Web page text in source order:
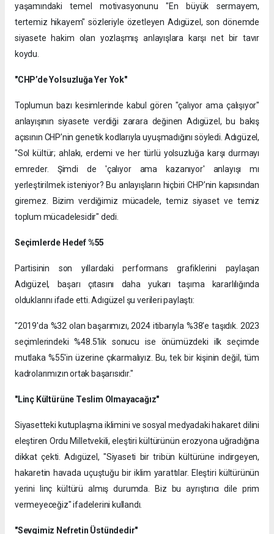
yaşamındaki temel motivasyonunu "En büyük sermayem,
tertemiz hikayem" sözleriyle özetleyen Adıgüzel, son dönemde
siyasete hakim olan yozlaşmış anlayışlara karşı net bir tavır
koydu.
"CHP’de Yolsuzluğa Yer Yok"
​Toplumun bazı kesimlerinde kabul gören "çalıyor ama çalışıyor"
anlayışının siyasete verdiği zarara değinen Adıgüzel, bu bakış
açısının CHP’nin genetik kodlarıyla uyuşmadığını söyledi. Adıgüzel,
"Sol kültür; ahlakı, erdemi ve her türlü yolsuzluğa karşı durmayı
emreder. Şimdi de 'çalıyor ama kazanıyor' anlayışı mı
yerleştirilmek isteniyor? Bu anlayışların hiçbiri CHP’nin kapısından
giremez. Bizim verdiğimiz mücadele, temiz siyaset ve temiz
toplum mücadelesidir" dedi.
Seçimlerde Hedef %55
​Partisinin son yıllardaki performans grafiklerini paylaşan
Adıgüzel, başarı çıtasını daha yukarı taşıma kararlılığında
olduklarını ifade etti. Adıgüzel şu verileri paylaştı:
"2019'da %32 olan başarımızı, 2024 itibarıyla %38'e taşıdık. 2023
seçimlerindeki %48.5'lik sonucu ise önümüzdeki ilk seçimde
mutlaka %55'in üzerine çıkarmalıyız. Bu, tek bir kişinin değil, tüm
kadrolarımızın ortak başarısıdır."
"Linç Kültürüne Teslim Olmayacağız"
​Siyasetteki kutuplaşma iklimini ve sosyal medyadaki hakaret dilini
eleştiren Ordu Milletvekili, eleştiri kültürünün erozyona uğradığına
dikkat çekti. Adıgüzel, "Siyaseti bir tribün kültürüne indirgeyen,
hakaretin havada uçuştuğu bir iklim yarattılar. Eleştiri kültürünün
yerini linç kültürü almış durumda. Biz bu ayrıştırıcı dile prim
vermeyeceğiz" ifadelerini kullandı.
"Sevgimiz Nefretin Üstündedir"